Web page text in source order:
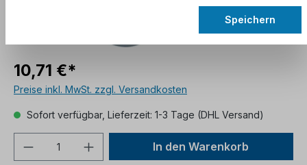
10,71 €*
Preise inkl. MwSt. zzgl. Versandkosten
Sofort verfügbar, Lieferzeit: 1-3 Tage (DHL Versand)
In den Warenkorb
Speichern